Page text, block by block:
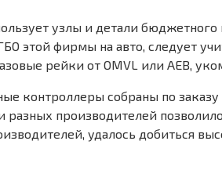
узлы и детали бюджетного
этой фирмы на авто, следует
рейки от OMVL или AEB,
контроллеры собраны по
производителей
удалось добиться